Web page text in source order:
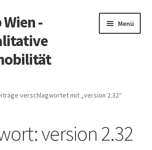
-
Menü
öffnen
verschlagwortet mit „version 2.32“
version 2.32